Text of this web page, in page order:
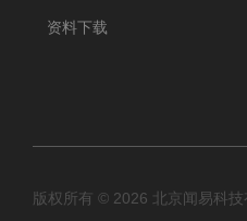
资料下载
版权所有 © 2026 北京闻易科